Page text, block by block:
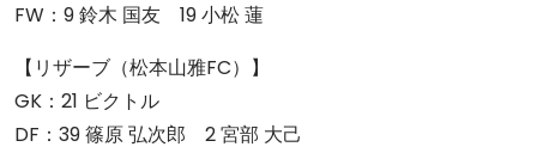
FW：9 鈴木 国友 19 小松 蓮
【リザーブ（松本山雅FC）】
GK：21 ビクトル
DF：39 篠原 弘次郎 2 宮部 大己